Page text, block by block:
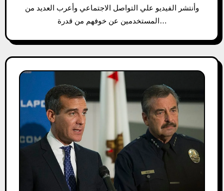
وأنتشر الفيديو علي التواصل الاجتماعي وأعرب العديد من
المستخدمين عن خوفهم من قدرة…